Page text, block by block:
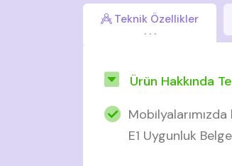
Teknik Özellikler
Ürün Hakkında
E1 Uygunluk